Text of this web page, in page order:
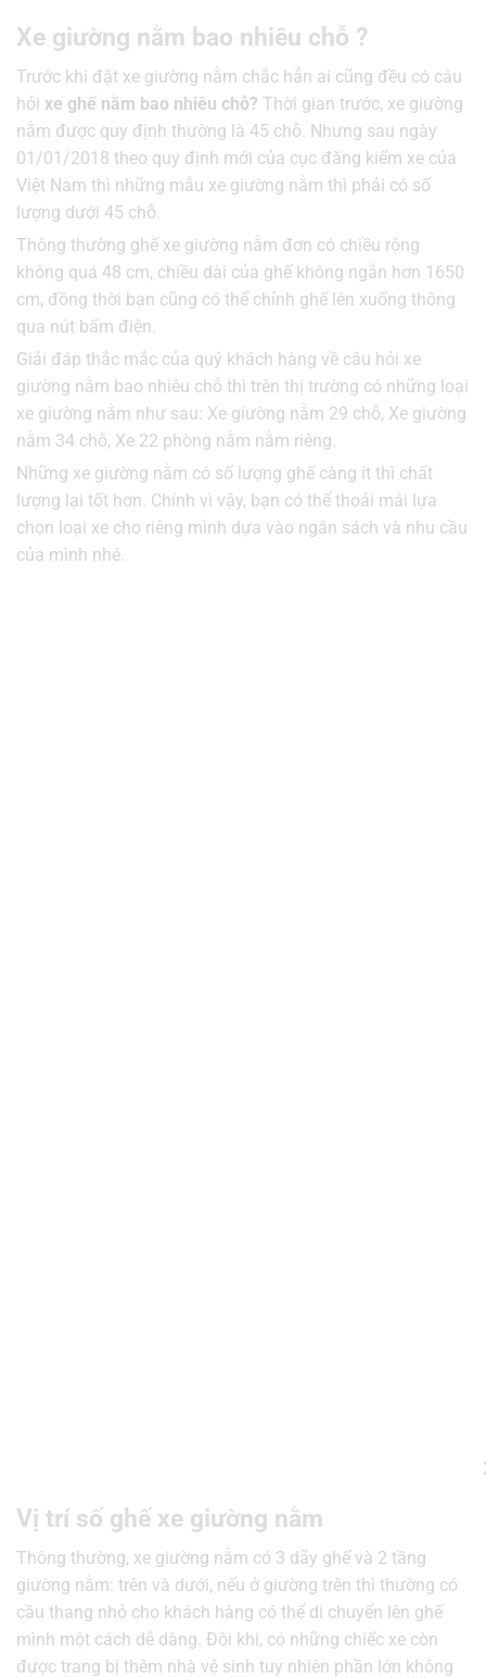
Xe giường nằm bao nhiêu chỗ ?
Trước khi đặt xe giường nằm chắc hẳn ai cũng đều có câu
hỏi xe ghế nằm bao nhiêu chỗ? Thời gian trước, xe giường
nằm được quy định thường là 45 chỗ. Nhưng sau ngày
01/01/2018 theo quy định mới của cục đăng kiểm xe của
Việt Nam thì những mẫu xe giường nằm thì phải có số
lượng dưới 45 chỗ.
Thông thường ghế xe giường nằm đơn có chiều rộng
không quá 48 cm, chiều dài của ghế không ngắn hơn 1650
cm, đồng thời bạn cũng có thể chỉnh ghế lên xuống thông
qua nút bấm điện.
Giải đáp thắc mắc của quý khách hàng về câu hỏi xe
giường nằm bao nhiêu chỗ thì trên thị trường có những loại
xe giường nằm như sau: Xe giường nằm 29 chỗ, Xe giường
nằm 34 chỗ, Xe 22 phòng nằm nằm riêng.
Những xe giường nằm có số lượng ghế càng ít thì chất
lượng lại tốt hơn. Chính vì vậy, bạn có thể thoải mái lựa
chọn loại xe cho riêng mình dựa vào ngân sách và nhu cầu
của mình nhé.
Vị trí số ghế xe giường nằm
Thông thường, xe giường nằm có 3 dãy ghế và 2 tầng
giường nằm: trên và dưới, nếu ở giường trên thì thường có
cầu thang nhỏ cho khách hàng có thể di chuyển lên ghế
mình một cách dễ dàng. Đôi khi, có những chiếc xe còn
được trang bị thêm nhà vệ sinh tuy nhiên phần lớn không